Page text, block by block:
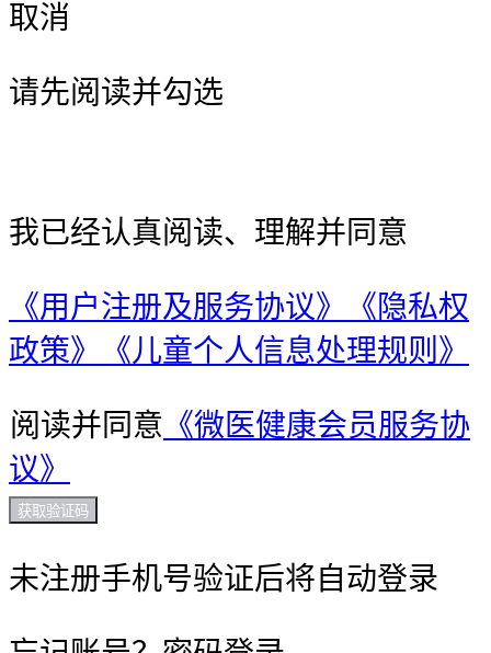
取消
请先阅读并勾选
我已经认真阅读、理解并同意
《用户注册及服务协议》
《隐私权
政策》
《儿童个人信息处理规则》
阅读并同意 《微医健康会员服务协
议》
获取验证码
未注册手机号验证后将自动登录